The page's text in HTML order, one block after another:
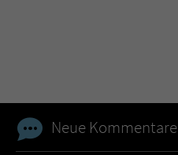
Neue Kommentare